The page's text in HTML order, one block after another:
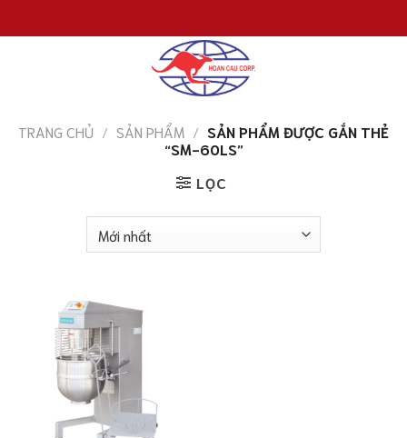
đến
TRANG CHỦ / SẢN PHẨM / SẢN PHẨM ĐƯỢC GẮN THẺ
“SM-60LS”
LỌC